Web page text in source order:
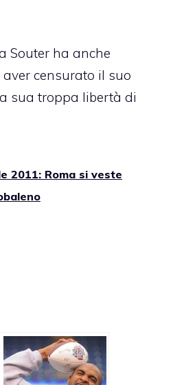
Souter ha anche
censurato il suo
sua troppa libertà di
2011: Roma si veste